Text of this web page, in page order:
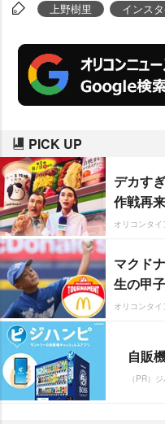
上野樹里 インス
PICK UP
デカす
作戦再来
オリコンタイ
マクド
生の甲子
オリコンタイ
自販
（PR）